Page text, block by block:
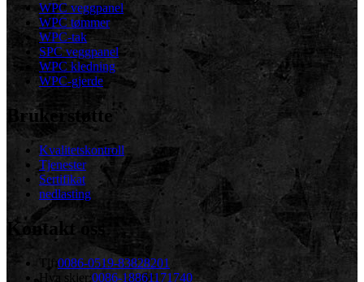
WPC veggpanel
WPC tømmer
WPC-tak
SPC veggpanel
WPC kledning
WPC-gjerde
Brukerstøtte
Kvalitetskontroll
Tjenester
Sertifikat
nedlasting
Kontakt oss
Tlf:0086-0519-83828201
Hva skjer:0086-18861171740